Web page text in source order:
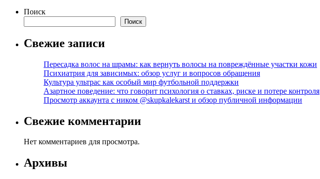
Поиск
Поиск
Свежие записи
Пересадка волос на шрамы: как вернуть волосы на повреждённые участки кожи
Психиатрия для зависимых: обзор услуг и вопросов обращения
Культура ультрас как особый мир футбольной поддержки
Азартное поведение: что говорит психология о ставках, риске и потере контроля
Просмотр аккаунта с ником @skupkalekarst и обзор публичной информации
Свежие комментарии
Нет комментариев для просмотра.
Архивы